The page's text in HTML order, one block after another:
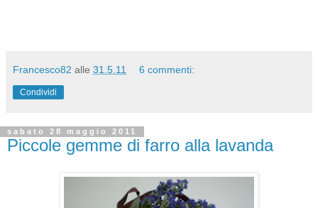
Francesco82 alle 31.5.11 6 commenti:
Condividi
sabato 28 maggio 2011
Piccole gemme di farro alla lavanda